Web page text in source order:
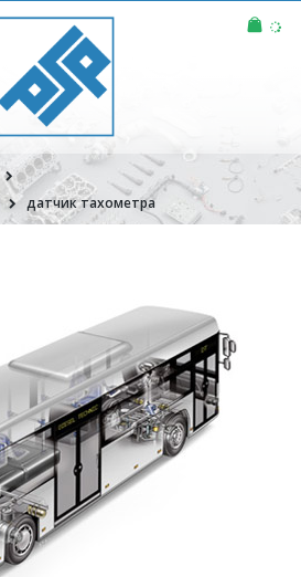
датчик тахометра